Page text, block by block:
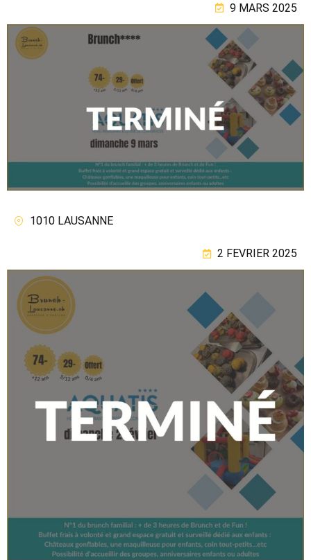
9 MARS 2025
1010 LAUSANNE
2 FEVRIER 2025